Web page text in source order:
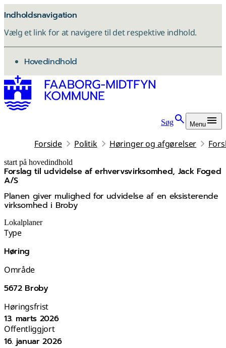
Indholdsnavigation
Vælg et link for at navigere til det respektive indhold.
gå til
Hovedindhold
Søg Menu
Forside Politik Høringer og afgørelser
start på hovedindhold
Forslag til udvidelse af erhvervsvirksomhed, Jack Foged
A/S
Planen giver mulighed for udvidelse af en eksisterende
virksomhed i Broby
senest opdateret 22. januar 2026
Lokalplaner
Type
Høring
Område
5672 Broby
Høringsfrist
13. marts 2026
Offentliggjort
16. januar 2026